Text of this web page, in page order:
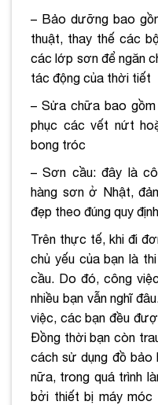
– Bảo dưỡng bao
thuật, thay thế các
các lớp sơn để ngăn
tác động của thời tiết
– Sửa chữa bao
phục các vết nứt
bong tróc
– Sơn cầu: đây là
hàng sơn ở Nhật,
đẹp theo đúng quy định
Trên thực tế, khi đi
chủ yếu của bạn là
cầu. Do đó, công
nhiều bạn vẫn nghĩ
việc, các bạn đều
Đồng thời bạn còn
cách sử dụng đồ bảo
nữa, trong quá trình
bởi thiết bị máy móc